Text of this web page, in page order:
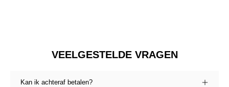
VEELGESTELDE VRAGEN
Kan ik achteraf betalen?